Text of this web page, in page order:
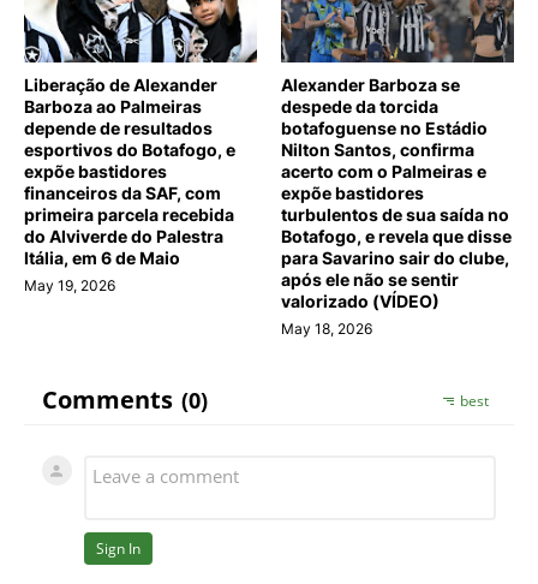
Liberação de Alexander
Barboza ao Palmeiras
depende de resultados
esportivos do Botafogo, e
expõe bastidores
financeiros da SAF, com
primeira parcela recebida
do Alviverde do Palestra
Itália, em 6 de Maio
May 19, 2026
Alexander Barboza se
despede da torcida
botafoguense no Estádio
Nilton Santos, confirma
acerto com o Palmeiras e
expõe bastidores
turbulentos de sua saída no
Botafogo, e revela que disse
para Savarino sair do clube,
após ele não se sentir
valorizado (VÍDEO)
May 18, 2026